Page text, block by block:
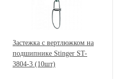
Застежка с вертлюжком на
подшипнике Stinger ST-
3804-3 (10шт)